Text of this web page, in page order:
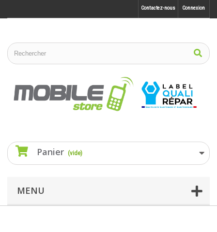
Connexion
Contactez-nous
Panier (vide)
MENU